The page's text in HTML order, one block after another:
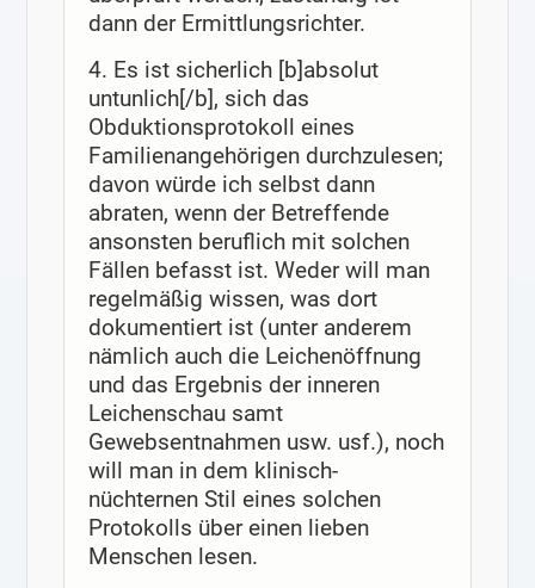
dann der Ermittlungsrichter.
4. Es ist sicherlich [b]absolut
untunlich[/b], sich das
Obduktionsprotokoll eines
Familienangehörigen durchzulesen;
davon würde ich selbst dann
abraten, wenn der Betreffende
ansonsten beruflich mit solchen
Fällen befasst ist. Weder will man
regelmäßig wissen, was dort
dokumentiert ist (unter anderem
nämlich auch die Leichenöffnung
und das Ergebnis der inneren
Leichenschau samt
Gewebsentnahmen usw. usf.), noch
will man in dem klinisch-
nüchternen Stil eines solchen
Protokolls über einen lieben
Menschen lesen.